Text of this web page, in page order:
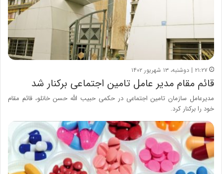
۲۱:۲۷ | دوشنبه، ۱۳ شهریور ۱۴۰۲
قائم مقام مدیر عامل تامین اجتماعی برکنار شد
مدیرعامل سازمان تامین اجتماعی در حکمی حبیب الله حسن خانلو، قائم مقام
خود را برکنار کرد.